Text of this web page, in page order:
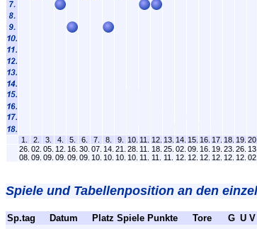
1. 2. 3. 4. 5. 6. 7. 8. 9. 10. 11. 12. 13. 14. 15. 16. 17. 18. 19. 20.
26.
08.
02.
09.
05.
09.
12.
09.
16.
09.
30.
09.
07.
10.
14.
10.
21.
10.
28.
10.
11.
11.
18.
11.
25.
11.
02.
12.
09.
12.
16.
12.
19.
12.
23.
12.
26.
12.
13.
02.
Spiele und Tabellenposition an den
Sp.tag Datum Platz Spiele Punkte Tore G U V